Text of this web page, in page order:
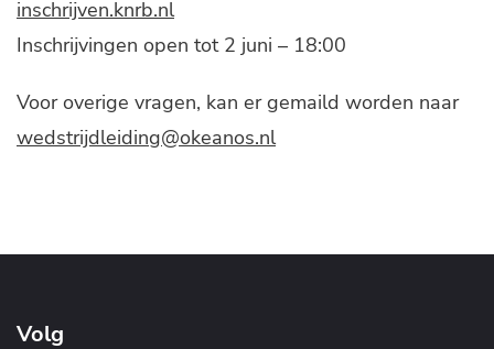
inschrijven.knrb.nl
Inschrijvingen open tot 2 juni – 18:00
Voor overige vragen, kan er gemaild worden naar
wedstrijdleiding@okeanos.nl
Volg